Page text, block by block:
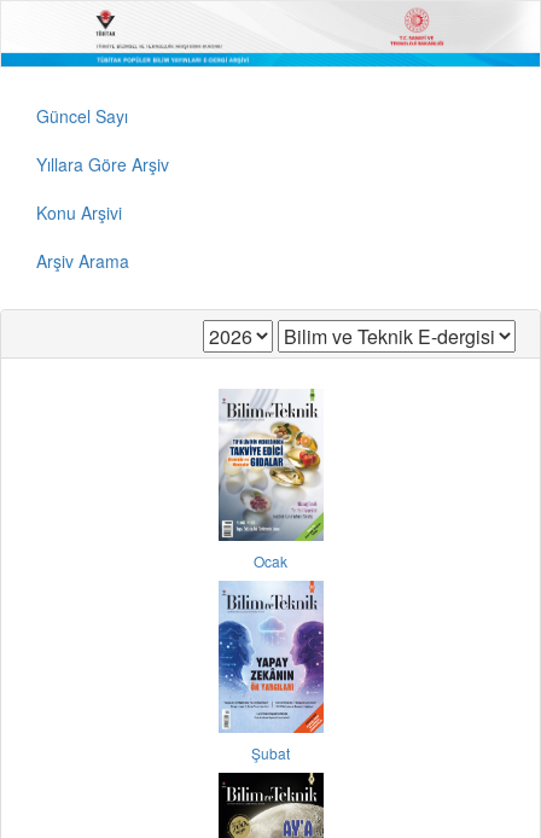
Güncel Sayı
Yıllara Göre Arşiv
Konu Arşivi
Arşiv Arama
Ocak
Şubat